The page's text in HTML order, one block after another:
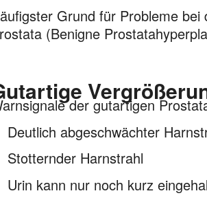
Grund für Probleme
(Benigne
der gutartigen
Deutlich abgeschwächter
Stotternder Harnstrahl
Urin kann nur noch kurz